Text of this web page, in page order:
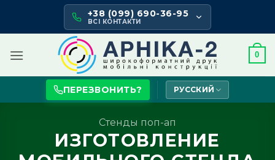
content
+38 (099) 690-36-95
ВСІ КОНТАКТИ
0
ПЕРЕЗВОНИТЬ? РУССКИЙ
Стенды поп-ап
ИЗГОТОВЛЕНИЕ